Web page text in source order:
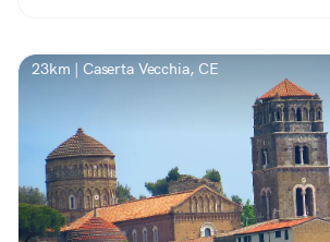
23km | Caserta Vecchia, CE